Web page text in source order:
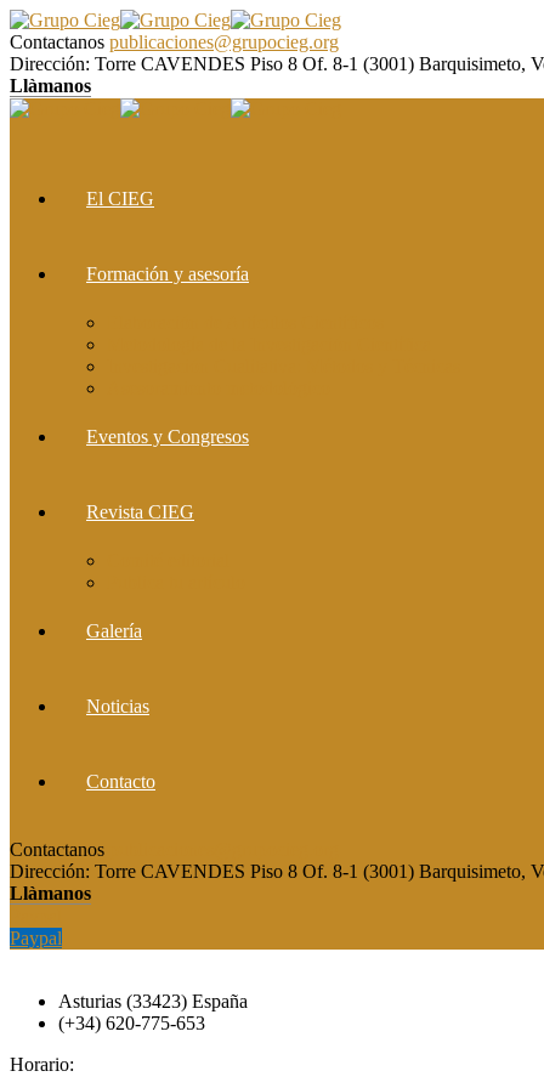
Contactanos publicaciones@grupocieg.org
Dirección: Torre CAVENDES Piso 8 Of. 8-1 (3001) Barquisimeto,
Llàmanos
El CIEG
Formación y asesoría
Eventos y Congresos
Revista CIEG
Galería
Noticias
Contacto
Contactanos
Dirección: Torre CAVENDES Piso 8 Of. 8-1 (3001) Barquisimeto,
Llàmanos
Paypal
Asturias (33423) España
(+34) 620-775-653
Horario: